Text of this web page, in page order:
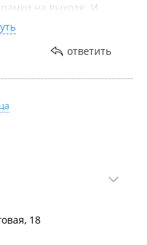
на выходе. И
охранник хватает
Почему то данный
с чеком,
которая
за чеком и выходите
того что бы
и решить
бизнес считает что
обяжите в конце
ответить
18